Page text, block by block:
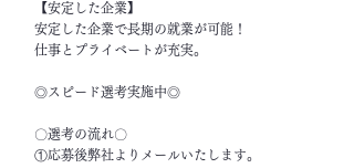
【安定した企業】
安定した企業で長期の就業が可能！
仕事とプライベートが充実。
◎スピード選考実施中◎
〇選考の流れ〇
①応募後弊社よりメールいたします。